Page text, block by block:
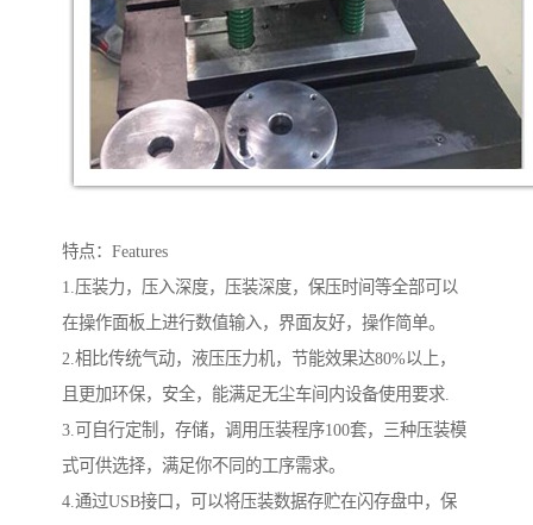
特点：Features
1.压装力，压入深度，压装深度，保压时间等全部可以
在操作面板上进行数值输入，界面友好，操作简单。
2.相比传统气动，液压压力机，节能效果达80%以上，
且更加环保，安全，能满足无尘车间内设备使用要求.
3.可自行定制，存储，调用压装程序100套，三种压装模
式可供选择，满足你不同的工序需求。
4.通过USB接口，可以将压装数据存贮在闪存盘中，保